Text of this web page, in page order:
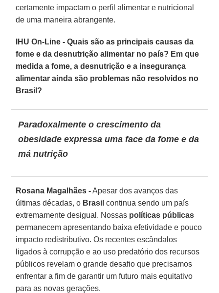
certamente impactam o perfil alimentar e nutricional
de uma maneira abrangente.
IHU On-Line - Quais são as principais causas da
fome e da desnutrição alimentar no país? Em que
medida a fome, a desnutrição e a insegurança
alimentar ainda são problemas não resolvidos no
Brasil?
Paradoxalmente o crescimento da
obesidade expressa uma face da fome e da
má nutrição
Rosana Magalhães -Apesar dos avanços das
últimas décadas, o Brasil continua sendo um país
extremamente desigual. Nossas políticas públicas
permanecem apresentando baixa efetividade e pouco
impacto redistributivo. Os recentes escândalos
ligados à corrupção e ao uso predatório dos recursos
públicos revelam o grande desafio que precisamos
enfrentar a fim de garantir um futuro mais equitativo
para as novas gerações.